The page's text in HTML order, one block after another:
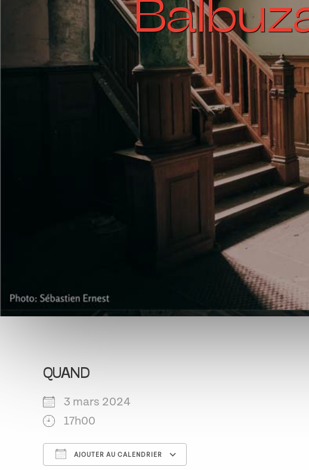
QUAND
3 mars 2024
17h00
AJOUTER AU CALENDRIER